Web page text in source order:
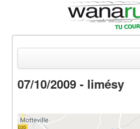
Equipements & Tests
07/10/2009 - limésy